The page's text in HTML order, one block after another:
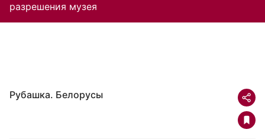
разрешения музея
Рубашка. Белорусы